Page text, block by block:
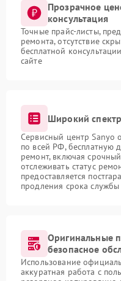
Прозрачное
консультация
Точные прайс-листы,
ремонта, отсутствие
бесплатной
сайте
Широкий
Сервисный центр Sanyo
по всей РФ, бесплатную
ремонт, включая
отслеживать статус
предоставляется
продления срока службы
Оригинальные
безопасное
Использование
аккуратная работа с